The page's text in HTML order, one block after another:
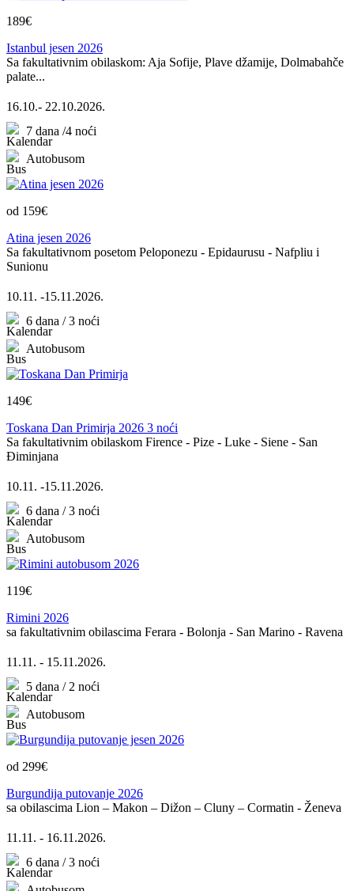
189€
Istanbul jesen 2026
Sa fakultativnim obilaskom: Aja Sofije, Plave džamije, Dolmabahče
palate...
16.10.- 22.10.2026.
7 dana /4 noći
Autobusom
od 159€
Atina jesen 2026
Sa fakultativnom posetom Peloponezu - Epidaurusu - Nafpliu i
Sunionu
10.11. -15.11.2026.
6 dana / 3 noći
Autobusom
149€
Toskana Dan Primirja 2026 3 noći
Sa fakultativnim obilaskom Firence - Pize - Luke - Siene - San
Điminjana
10.11. -15.11.2026.
6 dana / 3 noći
Autobusom
119€
Rimini 2026
sa fakultativnim obilascima Ferara - Bolonja - San Marino - Ravena
11.11. - 15.11.2026.
5 dana / 2 noći
Autobusom
od 299€
Burgundija putovanje 2026
sa obilascima Lion – Makon – Dižon – Cluny – Cormatin - Ženeva
11.11. - 16.11.2026.
6 dana / 3 noći